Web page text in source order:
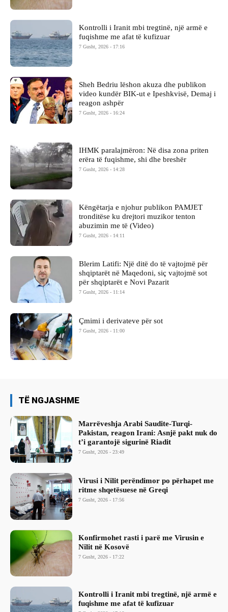
Kontrolli i Iranit mbi tregtinë, një armë e
fuqishme me afat të kufizuar
7 Gusht, 2026 - 17:16
Sheh Bedriu lëshon akuza dhe publikon
video kundër BIK-ut e Ipeshkvisë, Demaj i
reagon ashpër
7 Gusht, 2026 - 16:24
IHMK paralajmëron: Në disa zona priten
erëra të fuqishme, shi dhe breshër
7 Gusht, 2026 - 14:28
Këngëtarja e njohur publikon PAMJET
tronditëse ku drejtori muzikor tenton
abuzimin me të (Video)
7 Gusht, 2026 - 14:11
Blerim Latifi: Një ditë do të vajtojmë për
shqiptarët në Maqedoni, siç vajtojmë sot
për shqiptarët e Novi Pazarit
7 Gusht, 2026 - 11:14
Çmimi i derivateve për sot
7 Gusht, 2026 - 11:00
TË NGJASHME
Marrëveshja Arabi Saudite-Turqi-
Pakistan, reagon Irani: Asnjë pakt nuk do
t’i garantojë sigurinë Riadit
7 Gusht, 2026 - 23:49
Virusi i Nilit perëndimor po përhapet me
ritme shqetësuese në Greqi
7 Gusht, 2026 - 17:56
Konfirmohet rasti i parë me Virusin e
Nilit në Kosovë
7 Gusht, 2026 - 17:22
Kontrolli i Iranit mbi tregtinë, një armë e
fuqishme me afat të kufizuar